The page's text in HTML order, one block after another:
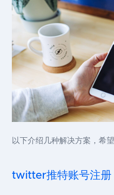
以下介绍几种解决方案，希
twitter推特账号注册